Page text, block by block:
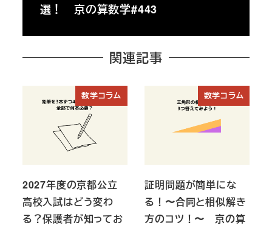
選！ 京の算数学#443
関連記事
数学コラム
2027年度の京都公立
高校入試はどう変わ
る？保護者が知ってお
数学コラム
証明問題が簡単にな
る！〜合同と相似解き
方のコツ！〜 京の算